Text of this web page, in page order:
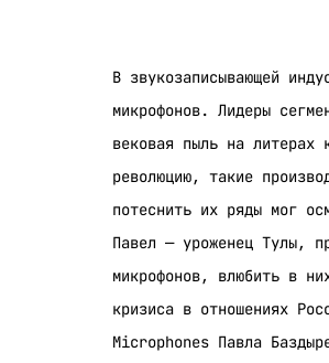
В звукозаписывающей
микрофонов. Лидеры
вековая пыль на литерах
революцию, такие
потеснить их ряды мог
Павел — уроженец Тулы,
микрофонов, влюбить в
кризиса в отношениях
Microphones Павла